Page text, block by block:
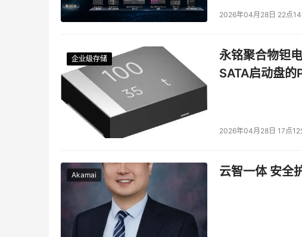
现异构分层部署推理任务逐渐引起重视。这种异构协同
高。尤其是6700性能核的高性能产品线当中，4种加速
换等任务。这些特性有利于改善节点内南北向、东西向
步提升效率。
至强处理器在可信或隐私计算方面较为独到的技术特性
增强。其从第四代至强可扩展处理器开始集成的TDX（
将机密计算的覆盖范围进一步增强，通过新增的TDX
这可以更好地保护加载于主内存、CPU、加速卡全链路
业务的用户而言是一个非常重要的保障，毕竟在算力平
有力保障。
2026年04月28日 22点14
企业级存储
企业级存储
企业级存储
企业级存储
永铭聚合物钽
SATA启动盘的
2026年04月28日 17点12
Akamai 云智一体 安全